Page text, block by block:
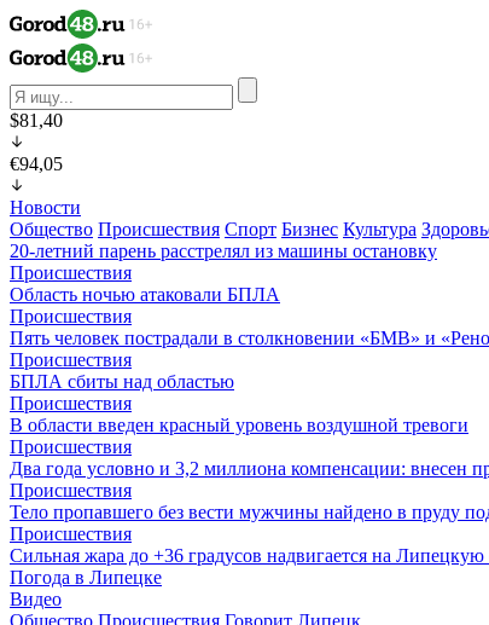
$81,40
€94,05
Новости
Общество Происшествия Спорт Бизнес Культура
20-летний парень расстрелял из машины остановку
Происшествия
Область ночью атаковали БПЛА
Происшествия
Пять человек пострадали в столкновении «БМВ» и
Происшествия
БПЛА сбиты над областью
Происшествия
В области введен красный уровень воздушной тревоги
Происшествия
Два года условно и 3,2 миллиона компенсации: внесен
Происшествия
Тело пропавшего без вести мужчины найдено в пруду
Происшествия
Сильная жара до +36 градусов надвигается на Липецкую
Погода в Липецке
Видео
Общество Происшествия Говорит Липецк